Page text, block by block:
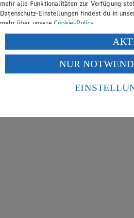
mehr alle Funktionalitäten zur Verfügung
Datenschutz-Einstellungen findest du in
mehr über unsereCookie-Policy.
Verarbeitung deiner personenbezogenen
Wenn du auf „Aktivieren“ klickst, willigst
ein, dass deine Daten in den USA
einem nach europäischen Standards nicht
Risiko eines Zugriffs durch US-
NUR